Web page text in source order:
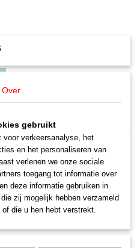
1 stuks
Over
gebruikt
voor verkeersanalyse, het
en het personaliseren van
verlenen we onze sociale
toegang tot informatie over
deze informatie gebruiken in
zij mogelijk hebben verzameld
die u hen hebt verstrekt.